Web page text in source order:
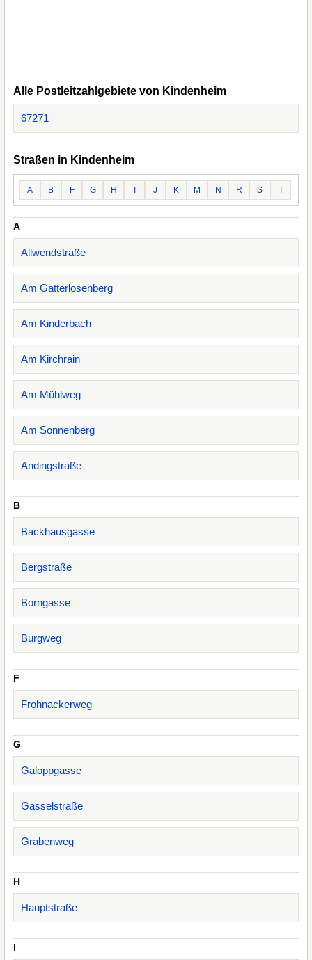
Alle Postleitzahlgebiete von Kindenheim
67271
Straßen in Kindenheim
A B F G H J K M N R S T
A
Allwendstraße
Am Gatterlosenberg
Am Kinderbach
Am Kirchrain
Am Mühlweg
Am Sonnenberg
Andingstraße
B
Backhausgasse
Bergstraße
Borngasse
Burgweg
F
Frohnackerweg
G
Galoppgasse
Gässelstraße
Grabenweg
H
Hauptstraße
I